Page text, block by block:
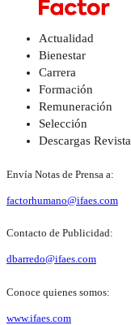
Actualidad
Bienestar
Carrera
Formación
Remuneración
Selección
Descargas Revista
Envía Notas de Prensa a:
factorhumano@ifaes.com
Contacto de Publicidad:
dbarredo@ifaes.com
Conoce quienes somos:
www.ifaes.com